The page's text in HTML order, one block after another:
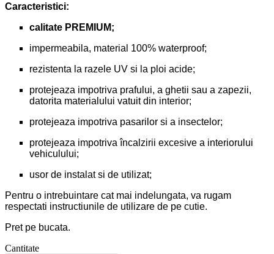
Caracteristici:
calitate PREMIUM;
impermeabila, material 100% waterproof;
rezistenta la razele UV si la ploi acide;
protejeaza impotriva prafului, a ghetii sau a zapezii,
datorita materialului vatuit din interior;
protejeaza impotriva pasarilor si a insectelor;
protejeaza impotriva încalzirii excesive a interiorului
vehiculului;
usor de instalat si de utilizat;
Pentru o intrebuintare cat mai indelungata, va rugam
respectati instructiunile de utilizare de pe cutie.
Pret pe bucata.
Cantitate